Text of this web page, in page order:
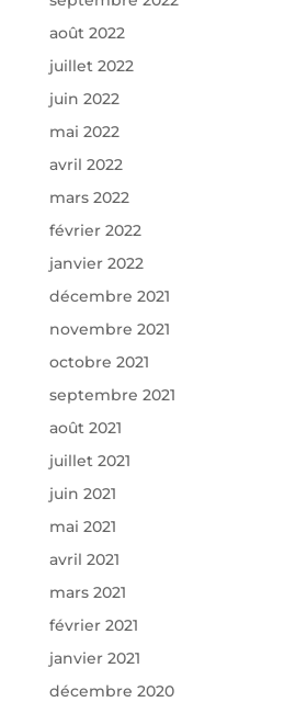
août 2022
juillet 2022
juin 2022
mai 2022
avril 2022
mars 2022
février 2022
janvier 2022
décembre 2021
novembre 2021
octobre 2021
septembre 2021
août 2021
juillet 2021
juin 2021
mai 2021
avril 2021
mars 2021
février 2021
janvier 2021
décembre 2020